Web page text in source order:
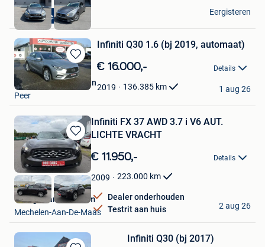
Diesel
RFCARS
Ledegem
Eergisteren
Bewaren
in
Mijn
Infiniti Q30 1.6 (bj 2019, automaat)
€ 16.000,- Details
2019 136.385 km
Autocenter Schrooten
Peer
1 aug 26
Bewaren
in
Mijn
Favorieten
Infiniti FX 37 AWD 3.7 i V6 AUT.
LICHTE VRACHT
€ 11.950,- Details
2009 223.000 km
Dealer onderhouden
Testrit aan huis
Garage van Hozeham
Mechelen-Aan-De-Maas
2 aug 26
Infiniti Q30 (bj 2017)